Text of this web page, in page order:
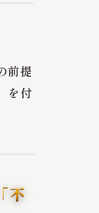
前提
を付
不